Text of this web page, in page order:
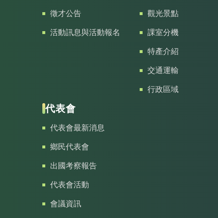
徵才公告
活動訊息與活動報名
觀光景點
課室分機
特產介紹
交通運輸
行政區域
代表會
代表會最新消息
鄉民代表會
出國考察報告
代表會活動
會議資訊